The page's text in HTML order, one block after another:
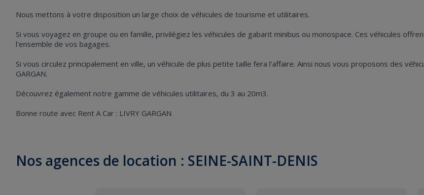
Nous mettons à votre disposition un large choix de véhicules de tourisme et utilitaires.
Si vous voyagez en groupe ou en famille, privilégiez les véhicules de gabarit minibus ou monospace. Ces véhicules
l'ensemble de vos bagages.
Si vous circulez principalement en ville, un véhicule de plus petite taille fera l'affaire. Ainsi nous vous proposons des
GARGAN.
Découvrez également notre gamme de véhicules utilitaires, du 3 au 20m3.
Bonne route avec Rent A Car : LIVRY GARGAN
Nos agences de location : SEINE-SAINT-DENIS